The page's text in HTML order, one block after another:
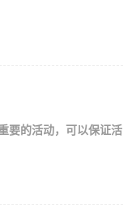
要的活动，可以保证活